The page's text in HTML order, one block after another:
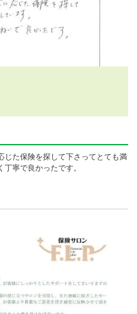
じた保険を探して下さってとても満
寧で良かったです。